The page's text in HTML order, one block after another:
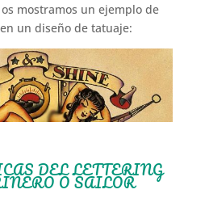
mostramos un ejemplo de
un diseño de tatuaje:
DEL LETTERING
O SAILOR